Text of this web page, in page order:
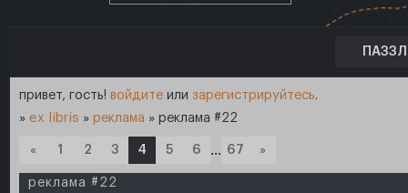
привет, гость! войдите или зарегистрируйтесь.
» ex libris » реклама » реклама #22
« 1 2 3 4 5 6 … 67 »
реклама #22